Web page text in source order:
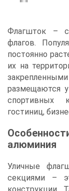
Флагшток –
флагов.
постоянно
их на
размещаются
спортивных
гостиниц,
алюминия
Уличные
секциями –